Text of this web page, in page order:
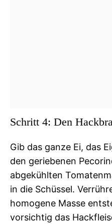
Schritt 4: Den
Gib das ganze Ei, das
den geriebenen
abgekühlten
in die Schüssel.
homogene Masse
vorsichtig das